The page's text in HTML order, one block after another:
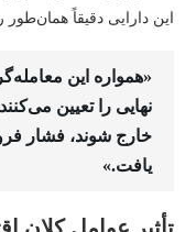
این دارایی دقیقاً
«همواره این
نهایی را تعیین
خارج شوند، فشار
یافت.»